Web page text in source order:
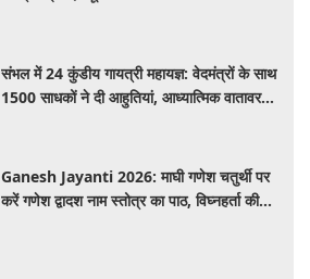
संभल में 24 कुंडीय गायत्री महायज्ञ: वेदमंत्रों के साथ
1500 साधकों ने दी आहुतियां, आध्यात्मिक वातावरण
Ganesh Jayanti 2026: माघी गणेश चतुर्थी पर
करें गणेश द्वादश नाम स्तोत्र का पाठ, विघ्नहर्ता की